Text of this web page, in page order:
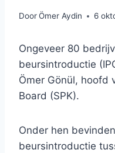
DoorÖmer Aydin 6
Ongeveer 80
beursintroductie
Ömer Gönül, hoofd
Board (SPK).
Onder hen
beursintroductie